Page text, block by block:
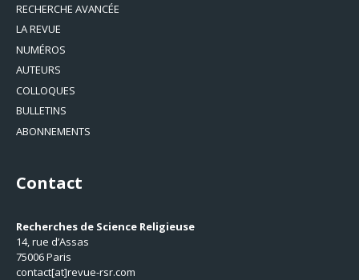
RECHERCHE AVANCÉE
LA REVUE
NUMÉROS
AUTEURS
COLLOQUES
BULLETINS
ABONNEMENTS
Contact
Recherches de Science Religieuse
14, rue d’Assas
75006 Paris
contact[at]revue-rsr.com